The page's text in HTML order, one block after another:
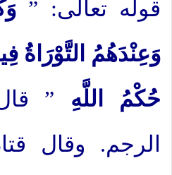
قوله تعالى: ”
وَعِنْدَهُمُ التَّوْرَاةُ
حُكْمُ اللَّهِ ”
الرجم. وقال